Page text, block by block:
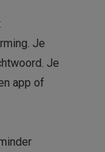
Je
Je
app of